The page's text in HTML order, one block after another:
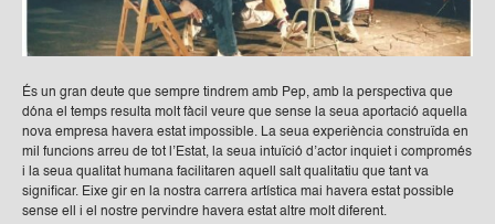
És un gran deute que sempre tindrem amb Pep, amb la perspectiva que
dóna el temps resulta molt fàcil veure que sense la seua aportació aquella
nova empresa havera estat impossible. La seua experiència construïda en
mil funcions arreu de tot l’Estat, la seua intuïció d’actor inquiet i compromés
i la seua qualitat humana facilitaren aquell salt qualitatiu que tant va
significar. Eixe gir en la nostra carrera artística mai havera estat possible
sense ell i el nostre pervindre havera estat altre molt diferent.